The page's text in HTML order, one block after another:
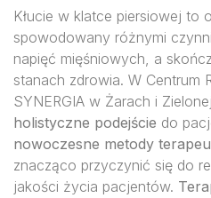
Kłucie w klatce piersiowej to
spowodowany różnymi
napięć mięśniowych, a
stanach zdrowia. W Centrum
SYNERGIA w Żarach i
holistyczne podejście do
nowoczesne metody
znacząco przyczynić się do
jakości życia pacjentów.